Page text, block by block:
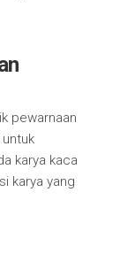
pewarnaan
karya kaca
karya yang